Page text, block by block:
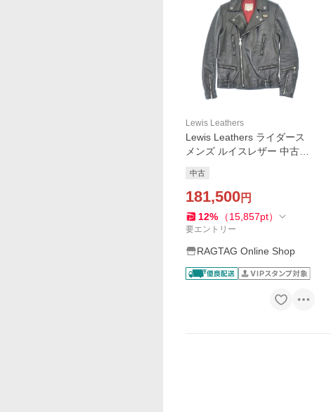
Lewis Leathers
Lewis Leathers ライダース
メンズ ルイスレザー 中古
中古
181,500円
12% （15,857pt）
要エントリー
RAGTAG Online Shop